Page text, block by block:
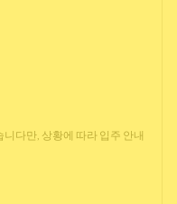
다만, 상황에 따라 입주 안내